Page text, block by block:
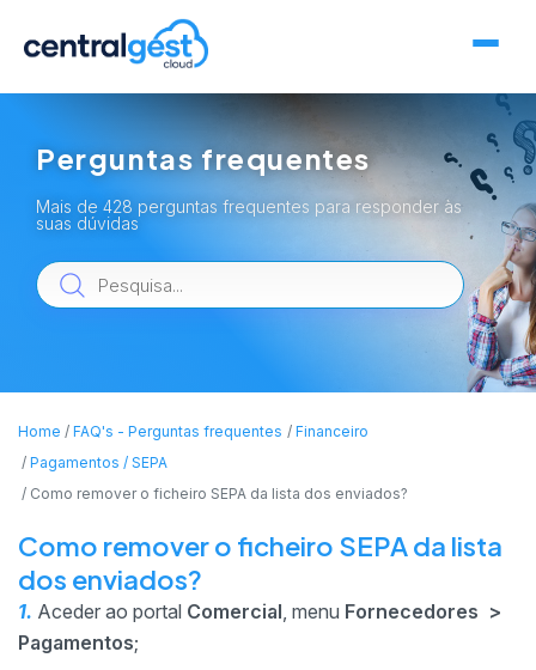
Perguntas frequentes
Mais de 428 perguntas frequentes para responder às
suas dúvidas
Home FAQ's - Perguntas frequentes
Financeiro
Pagamentos / SEPA
Como remover o ficheiro SEPA da lista dos enviados?
Como remover o ficheiro SEPA da lista
dos enviados?
1. Aceder ao portal Comercial, menu Fornecedores >
Pagamentos;